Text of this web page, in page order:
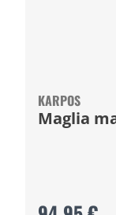
KARPOS